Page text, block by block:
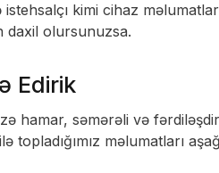
kimi cihaz
daxil olursunuzsa.
Edirik
hamar, səmərəli və
məlumatları